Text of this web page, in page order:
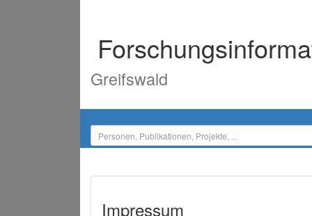
Greifswald
Impressum